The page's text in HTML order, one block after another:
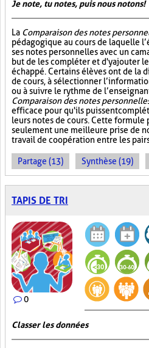
Je note, tu notes, puis nous notons!
La Comparaison des notes
pédagogique au cours de laquelle
ses notes personnelles avec un
but de les compléter et d'y ajouter
échappé. Certains élèves ont de la
de cours, à sélectionner
ou à suivre le rythme de
Comparaison des notes
efficace pour qu'ils puissent
leurs notes de cours. Cette
seulement une meilleure prise de
travail de coopération entre les
Partage (13) Synthèse (19)
TAPIS DE TRI
0
Classer les données